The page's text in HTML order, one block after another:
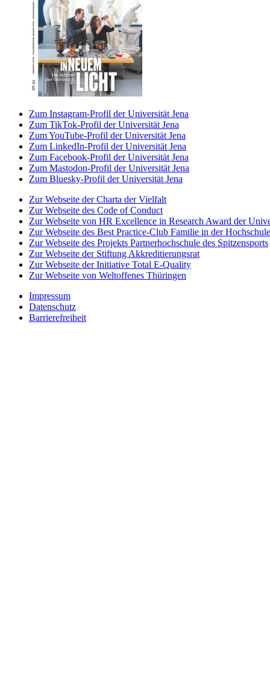
Zum Instagram-Profil der Universität Jena
Zum TikTok-Profil der Universität Jena
Zum YouTube-Profil der Universität Jena
Zum LinkedIn-Profil der Universität Jena
Zum Facebook-Profil der Universität Jena
Zum Mastodon-Profil der Universität Jena
Zum Bluesky-Profil der Universität Jena
Zur Webseite der Charta der Vielfalt
Zur Webseite des Code of Conduct
Zur Webseite von HR Excellence in Research Award der
Zur Webseite des Best Practice-Club Familie in der Hochschule
Zur Webseite des Projekts Partnerhochschule des Spitzensports
Zur Webseite der Stiftung Akkreditierungsrat
Zur Webseite der Initiative Total E-Quality
Zur Webseite von Weltoffenes Thüringen
Impressum
Datenschutz
Barrierefreiheit